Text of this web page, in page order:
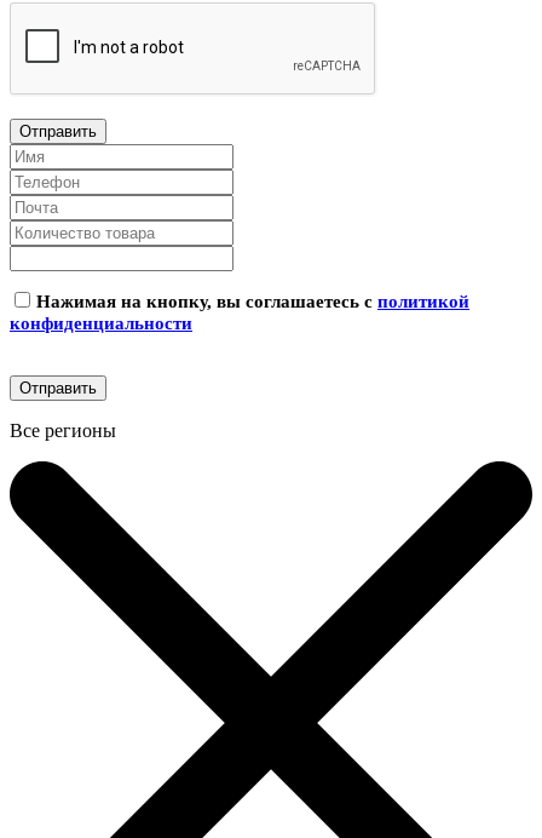
Нажимая на кнопку, вы соглашаетесь с политикой
конфиденциальности
Все регионы